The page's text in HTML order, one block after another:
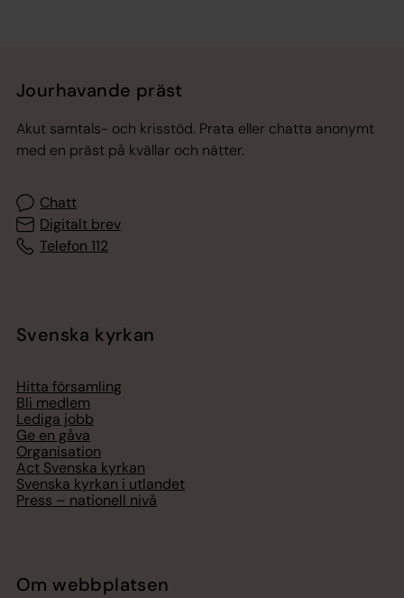
Jourhavande präst
Akut samtals- och krisstöd. Prata eller chatta anonymt
med en präst på kvällar och nätter.
Chatt
Digitalt brev
Telefon 112
Svenska kyrkan
Hitta församling
Bli medlem
Lediga jobb
Ge en gåva
Organisation
Act Svenska kyrkan
Svenska kyrkan i utlandet
Press – nationell nivå
Om webbplatsen